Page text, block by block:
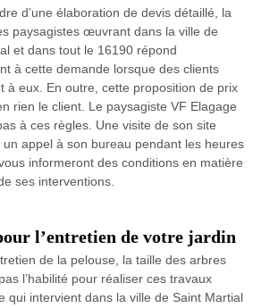
d’une élaboration de devis détaillé, la
paysagistes œuvrant dans la ville de
et dans tout le 16190 répond
à cette demande lorsque des clients
à eux. En outre, cette proposition de prix
rien le client. Le paysagiste VF Elagage
à ces règles. Une visite de son site
un appel à son bureau pendant les heures
informeront des conditions en matière
ses interventions.
l’entretien de votre jardin
de la pelouse, la taille des arbres
l’habilité pour réaliser ces travaux
qui intervient dans la ville de Saint Martial